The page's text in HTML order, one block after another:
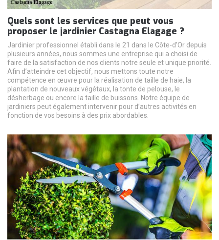
Quels sont les services que peut vous
proposer le jardinier Castagna Elagage ?
Jardinier professionnel établi dans le 21 dans le Côte-d'Or depuis
plusieurs années, nous sommes une entreprise qui a choisi de
faire de la satisfaction de nos clients notre seule et unique priorité.
Afin d’atteindre cet objectif, nous mettons toute notre
compétence en œuvre pour la réalisation de taille de haie, la
plantation de nouveaux végétaux, la tonte de pelouse, le
désherbage ou encore la taille de buissons. Notre équipe de
jardiniers peut également intervenir pour d’autres activités en
fonction de vos besoins à des prix abordables.